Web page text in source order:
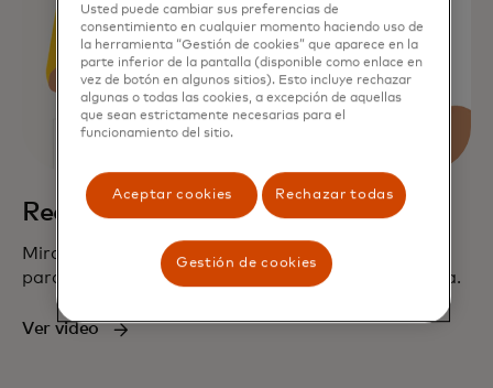
Realiza pagos móviles
Mira cómo se pueden usar las tarjetas virtuales
para pagos en línea y sin contacto sobre la marcha.
Ver video
Usted puede cambiar sus preferencias de
consentimiento en cualquier momento haciendo uso de
la herramienta “Gestión de cookies” que aparece en la
parte inferior de la pantalla (disponible como enlace en
vez de botón en algunos sitios). Esto incluye rechazar
algunas o todas las cookies, a excepción de aquellas
que sean estrictamente necesarias para el
funcionamiento del sitio.
Aceptar cookies Rechazar todas
Gestión de cookies